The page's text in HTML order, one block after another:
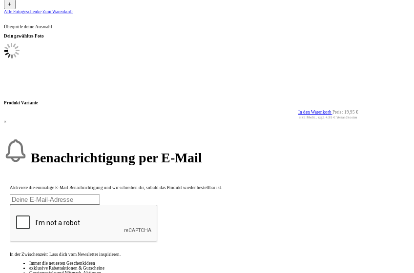
+
Alle Fotogeschenke Zum Warenkorb
Überprüfe deine Auswahl
Dein gewähltes Foto
Produkt Variante
In den Warenkorb Preis: 19,95 €
inkl. MwSt., zzgl. 4,95 € Versandkosten
×
Benachrichtigung per E-Mail
Aktiviere die einmalige E-Mail Benachrichtigung und wir schreiben dir, sobald das Produkt wieder bestellbar ist.
In der Zwischenzeit: Lass dich vom Newsletter inspirieren.
Immer die neuesten Geschenkideen
exklusive Rabattaktionen & Gutscheine